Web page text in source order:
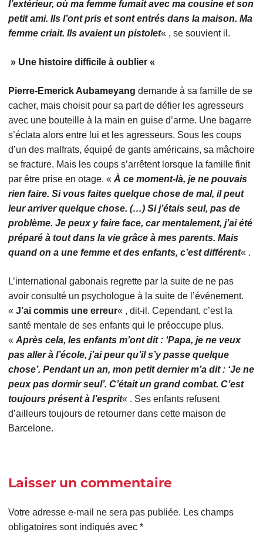
l’extérieur, où ma femme fumait avec ma cousine et son
petit ami. Ils l’ont pris et sont entrés dans la maison. Ma
femme criait. Ils avaient un pistolet« , se souvient il.
» Une histoire difficile à oublier «
Pierre-Emerick Aubameyang demande à sa famille de se
cacher, mais choisit pour sa part de défier les agresseurs
avec une bouteille à la main en guise d’arme. Une bagarre
s’éclata alors entre lui et les agresseurs. Sous les coups
d’un des malfrats, équipé de gants américains, sa mâchoire
se fracture. Mais les coups s’arrêtent lorsque la famille finit
par être prise en otage. « À ce moment-là, je ne pouvais
rien faire. Si vous faites quelque chose de mal, il peut
leur arriver quelque chose. (…) Si j’étais seul, pas de
problème. Je peux y faire face, car mentalement, j’ai été
préparé à tout dans la vie grâce à mes parents. Mais
quand on a une femme et des enfants, c’est différent« .
L’international gabonais regrette par la suite de ne pas
avoir consulté un psychologue à la suite de l’événement.
« J’ai commis une erreur« , dit-il. Cependant, c’est la
santé mentale de ses enfants qui le préoccupe plus.
« Après cela, les enfants m’ont dit : ‘Papa, je ne veux
pas aller à l’école, j’ai peur qu’il s’y passe quelque
chose’. Pendant un an, mon petit dernier m’a dit : ‘Je ne
peux pas dormir seul’. C’était un grand combat. C’est
toujours présent à l’esprit« . Ses enfants refusent
d’ailleurs toujours de retourner dans cette maison de
Barcelone.
Laisser un commentaire
Votre adresse e-mail ne sera pas publiée. Les champs
obligatoires sont indiqués avec *